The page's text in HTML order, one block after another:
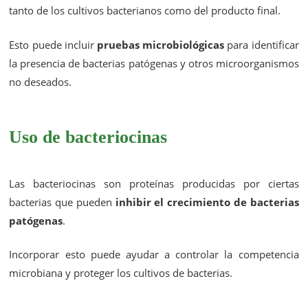
tanto de los cultivos bacterianos como del producto final.
Esto puede incluir pruebas microbiológicas para identificar
la presencia de bacterias patógenas y otros microorganismos
no deseados.
Uso de bacteriocinas
Las bacteriocinas son proteínas producidas por ciertas
bacterias que pueden inhibir el crecimiento de bacterias
patógenas.
Incorporar esto puede ayudar a controlar la competencia
microbiana y proteger los cultivos de bacterias.